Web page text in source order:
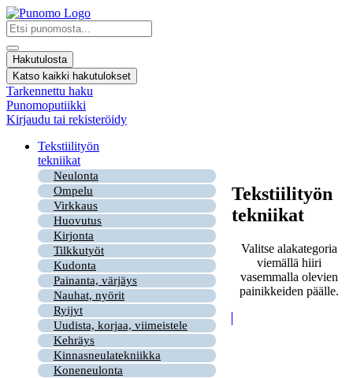
Mene
sisältöön
Search
...
Hakutulosta
Katso kaikki hakutulokset
Tarkennettu haku
Punomoputiikki
Kirjaudu tai rekisteröidy
Tekstiilityön
tekniikat
Neulonta
Ompelu
Virkkaus
Huovutus
Kirjonta
Tilkkutyöt
Kudonta
Painanta, värjäys
Nauhat, nyörit
Ryijyt
Uudista, korjaa, viimeistele
Kehräys
Kinnasneulatekniikka
Koneneulonta
Tekstiilityön
tekniikat
Valitse alakategoria
viemällä hiiri
vasemmalla olevien
painikkeiden päälle.